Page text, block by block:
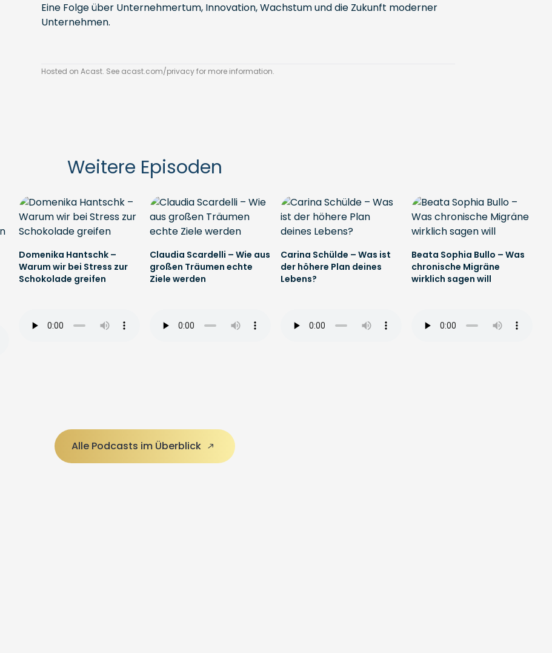
Eine Folge über Unternehmertum, Innovation, Wachstum und die Zukunft moderner
Unternehmen.
Hosted on Acast. See acast.com/privacyfor more information.
Weitere Episoden
Domenika Hantschk –
Warum wir bei Stress zur
Schokolade greifen
Claudia Scardelli – Wie aus
großen Träumen echte
Ziele werden
Carina Schülde – Was ist
der höhere Plan deines
Lebens?
Beata Sophia Bullo – Was
chronische Migräne
wirklich sagen will
Alle Podcasts im Überblick